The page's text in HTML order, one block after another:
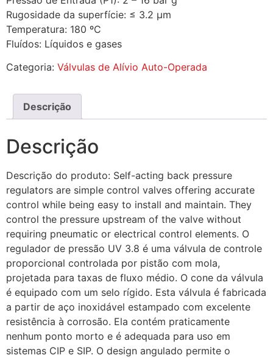
Rugosidade da superfície: ≤ 3.2 µm
Temperatura: 180 ºC
Fluídos: Líquidos e gases
Categoria: Válvulas de Alívio Auto-Operada
Descrição
Descrição
Descrição do produto: Self-acting back pressure
regulators are simple control valves offering accurate
control while being easy to install and maintain. They
control the pressure upstream of the valve without
requiring pneumatic or electrical control elements. O
regulador de pressão UV 3.8 é uma válvula de controle
proporcional controlada por pistão com mola,
projetada para taxas de fluxo médio. O cone da válvula
é equipado com um selo rígido. Esta válvula é fabricada
a partir de aço inoxidável estampado com excelente
resistência à corrosão. Ela contém praticamente
nenhum ponto morto e é adequada para uso em
sistemas CIP e SIP. O design angulado permite o